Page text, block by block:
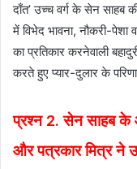
दाँत’ उच्च वर्ग के सेन साहब
में विभेद भावना, नौकरी-पेशा
का प्रतिकार करनेवाली
करते हुए प्यार-दुलार के
प्रश्न 2. सेन साहब के
और पत्रकार मित्र ने